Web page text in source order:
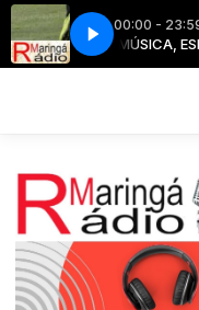
00:00 -
MÚSICA,